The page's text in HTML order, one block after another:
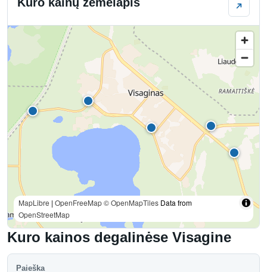
Kuro kainos degalinėse Visagine
Paieška
MapLibre | OpenFreeMap© OpenMapTiles Data from
OpenStreetMap